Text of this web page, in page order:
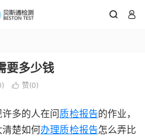
 
要多少钱
 赞(0)
多的人在问质检报告的作业，
楚如何办理质检报告怎么弄比